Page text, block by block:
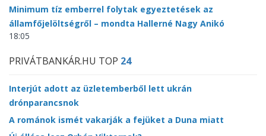
Minimum tíz emberrel folytak egyeztetések az
államfőjelöltségről – mondta Hallerné Nagy Anikó
18:05
PRIVÁTBANKÁR.HU TOP 24
Interjút adott az üzletemberből lett ukrán
drónparancsnok
A románok ismét vakarják a fejüket a Duna miatt